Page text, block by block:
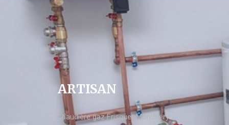
ARTISAN
chaudière gaz Frisquet Montlhéry